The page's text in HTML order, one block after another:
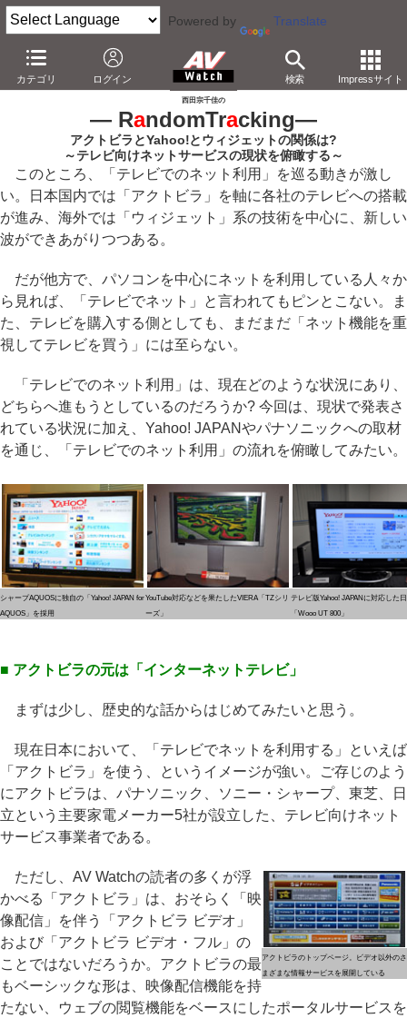
Powered by Translate
カテゴリ ログイン 検索 Impressサイト
AV Watch コンテンツ・サービス 映像配信 アクトビラ
西田宗千佳の
― RandomTracking―
アクトビラとYahoo!とウィジェットの関係は?
～テレビ向けネットサービスの現状を俯瞰する～
このところ、「テレビでのネット利用」を巡る動きが激し
い。日本国内では「アクトビラ」を軸に各社のテレビへの搭載
が進み、海外では「ウィジェット」系の技術を中心に、新しい
波ができあがりつつある。
だが他方で、パソコンを中心にネットを利用している人々か
ら見れば、「テレビでネット」と言われてもピンとこない。ま
た、テレビを購入する側としても、まだまだ「ネット機能を重
視してテレビを買う」には至らない。
「テレビでのネット利用」は、現在どのような状況にあり、
どちらへ進もうとしているのだろうか? 今回は、現状で発表さ
れている状況に加え、Yahoo! JAPANやパナソニックへの取材
を通じ、「テレビでのネット利用」の流れを俯瞰してみたい。
シャープAQUOSに独自の「Yahoo! JAPAN for
AQUOS」を採用
YouTube対応などを果たしたVIERA「TZシリ
ーズ」
テレビ版Yahoo! JAPANに対応した
「Wooo UT 800」
■ アクトビラの元は「インターネットテレビ」
まずは少し、歴史的な話からはじめてみたいと思う。
現在日本において、「テレビでネットを利用する」といえば
「アクトビラ」を使う、というイメージが強い。ご存じのよう
にアクトビラは、パナソニック、ソニー・シャープ、東芝、日
立という主要家電メーカー5社が設立した、テレビ向けネット
サービス事業者である。
アクトビラのトップページ。ビデオ以外のさ
まざまな情報サービスを展開している
ただし、AV Watchの読者の多くが浮
かべる「アクトビラ」は、おそらく「映
像配信」を伴う「アクトビラ ビデオ」
および「アクトビラ ビデオ・フル」の
ことではないだろうか。アクトビラの最
もベーシックな形は、映像配信機能を持
たない、ウェブの閲覧機能をベースにしたポータルサービスを